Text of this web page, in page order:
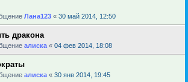
Лана123 « 30 май 2014, 12:50
дракона
алиска « 04 фев 2014, 18:08
алиска « 30 янв 2014, 19:45